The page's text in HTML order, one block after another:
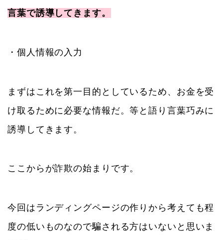
言葉で誘導してきます。
・個人情報の入力
まずはこれを第一目的としているため、お金を受
け取るために必要な情報だ。等と語り言葉巧みに
誘導してきます。
ここからが詐欺の始まりです。
今回はランディングページの作りから考えても程
度の低いものなので騙される方はいないと思いま